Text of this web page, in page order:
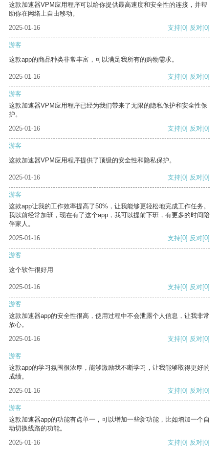
这款加速器VPM应用程序可以给你提供最高速度和安全性的连接，并帮
助你在网络上自由移动。
2025-01-16
支持[0] 反对[0]
游客
这款app的商品种类非常丰富，可以满足我所有的购物需求。
2025-01-16 支持[0] 反对[0]
游客
这款加速器VPM应用程序已经为我们带来了无限的隐私保护和安全性保
护。
2025-01-16
支持[0] 反对[0]
游客
这款加速器VPM应用程序提供了顶级的安全性和隐私保护。
2025-01-16 支持[0] 反对[0]
游客
这款app让我的工作效率提高了50%，让我能够更轻松地完成工作任务。
我以前经常加班，现在有了这个app，我可以提前下班，有更多的时间陪
伴家人。
2025-01-16
支持[0] 反对[0]
游客
这个软件很好用
2025-01-16 支持[0] 反对[0]
游客
这款加速器app的安全性很高，使用过程中不会泄露个人信息，让我非常
放心。
2025-01-16
支持[0] 反对[0]
游客
这款app的学习氛围很浓厚，能够激励我不断学习，让我能够取得更好的
成绩。
2025-01-16
支持[0] 反对[0]
游客
这款加速器app的功能有点单一，可以增加一些新功能，比如增加一个自
动切换线路的功能。
2025-01-16
支持[0] 反对[0]